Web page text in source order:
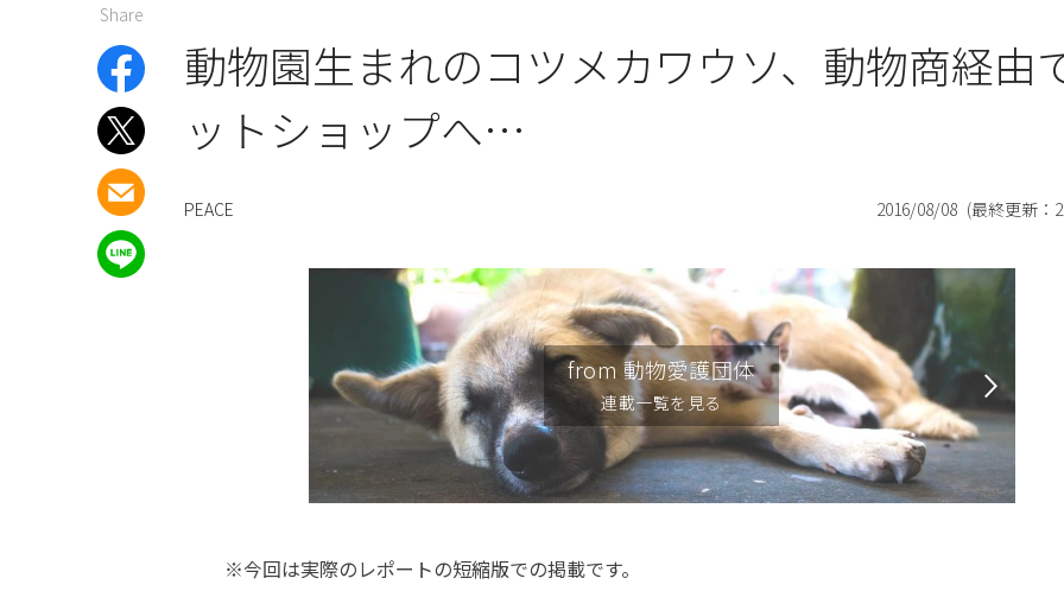
Share
動物園生まれのコツメカワウソ、動物商経由
ットショップへ…
PEACE 2016/08/08 (最終更新：
from 動物愛護団体
連載一覧を見る
※今回は実際のレポートの短縮版での掲載です。